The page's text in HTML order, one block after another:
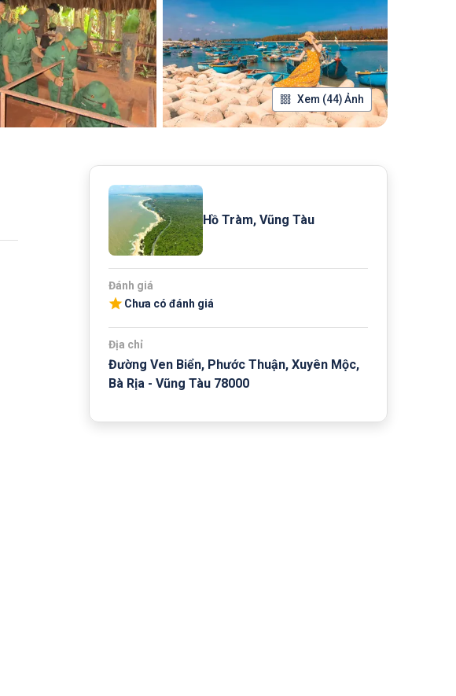
Xem (44) Ảnh
Hồ Tràm, Vũng Tàu
Đánh giá
Chưa có đánh giá
Địa chỉ
Đường Ven Biển, Phước Thuận, Xuyên Mộc,
Bà Rịa - Vũng Tàu 78000